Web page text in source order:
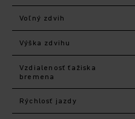
Voľný zdvih
Výška zdvihu
Vzdialenosť ťažiska
bremena
Rýchlosť jazdy